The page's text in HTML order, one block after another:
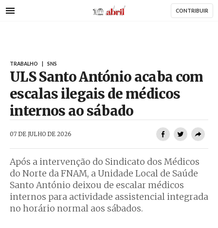
para
AbrilAbril CONTRIBUIR
TRABALHO SNS
ULS Santo António acaba com
escalas ilegais de médicos
internos ao sábado
07 DE JULHO DE 2026
Após a intervenção do Sindicato dos Médicos
do Norte da FNAM, a Unidade Local de Saúde
Santo António deixou de escalar médicos
internos para actividade assistencial integrada
no horário normal aos sábados.